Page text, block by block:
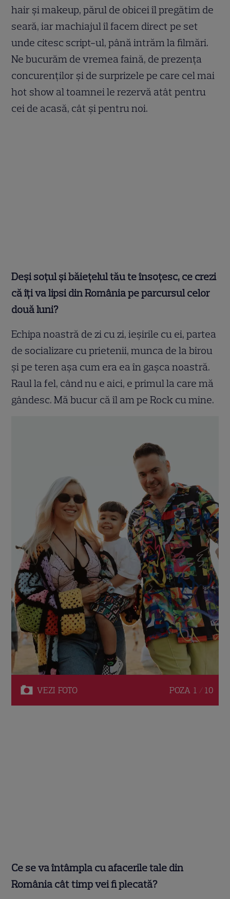
hair și makeup, părul de obicei îl pregătim de
seară, iar machiajul îl facem direct pe set
unde citesc script-ul, până intrăm la filmări.
Ne bucurăm de vremea faină, de prezența
concurenților și de surprizele pe care cel mai
hot show al toamnei le rezervă atât pentru
cei de acasă, cât și pentru noi.
Deși soțul și băiețelul tău te însoțesc, ce crezi
că îți va lipsi din România pe parcursul celor
două luni?
Echipa noastră de zi cu zi, ieșirile cu ei, partea
de socializare cu prietenii, munca de la birou
și pe teren așa cum era ea în gașca noastră.
Raul la fel, când nu e aici, e primul la care mă
gândesc. Mă bucur că îl am pe Rock cu mine.
VEZI FOTO POZA 1 / 10
Ce se va întâmpla cu afacerile tale din
România cât timp vei fi plecată?